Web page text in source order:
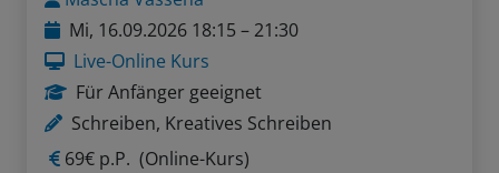
Mi, 16.09.2026 18:15 – 21:30
Live-Online Kurs
Für Anfänger geeignet
Schreiben, Kreatives Schreiben
69€ p.P. (Online-Kurs)